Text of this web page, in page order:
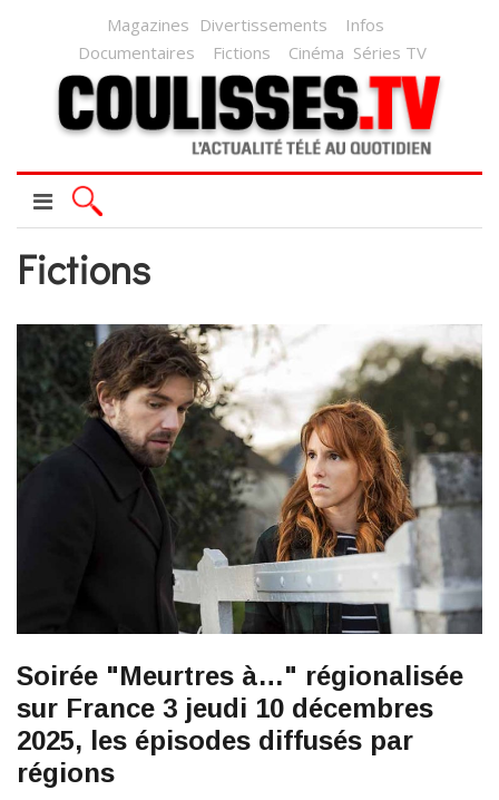
Magazines Divertissements
Infos
Documentaires
Fictions Cinéma Séries TV
Fictions
Soirée "Meurtres à…" régionalisée
sur France 3 jeudi 10 décembres
2025, les épisodes diffusés par
régions